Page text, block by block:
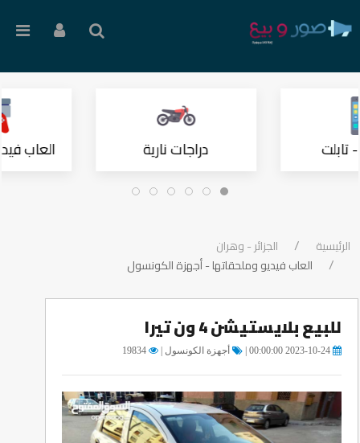
دراجات نارية العاب تابلت
الرئيسية
الجزائر - وهران
العاب فيديو وملحقاتها - أجهزة الكونسول
للبيع بلايستيشن 4 ون تيرا
2023-10-24 00:00:00 | أجهزة الكونسول | 19834